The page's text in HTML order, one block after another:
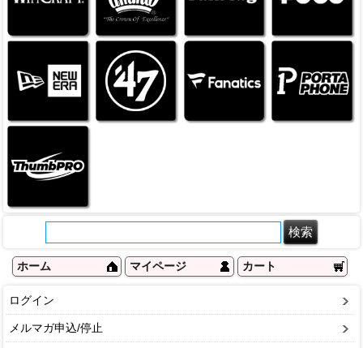
ホーム マイページ カート
ログイン
メルマガ申込/停止